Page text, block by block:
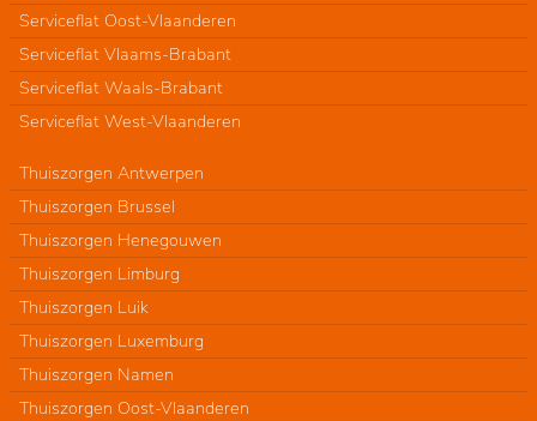
Serviceflat Oost-Vlaanderen
Serviceflat Vlaams-Brabant
Serviceflat Waals-Brabant
Serviceflat West-Vlaanderen
Thuiszorgen Antwerpen
Thuiszorgen Brussel
Thuiszorgen Henegouwen
Thuiszorgen Limburg
Thuiszorgen Luik
Thuiszorgen Luxemburg
Thuiszorgen Namen
Thuiszorgen Oost-Vlaanderen